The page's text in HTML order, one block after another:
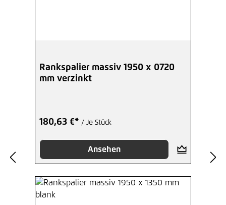
Rankspalier massiv 1950 x 0720
mm verzinkt
180,63 €* / Je Stück
Ansehen